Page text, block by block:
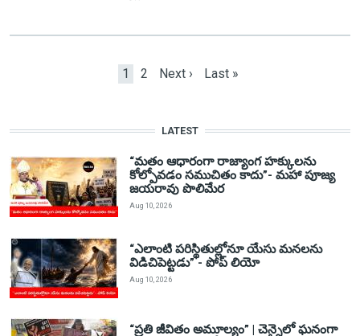
Current page
1 Page
2 Next page
Next › Last page
Last »
LATEST
“మతం ఆధారంగా రాజ్యాంగ హక్కులను
కోల్పోవడం సముచితం కాదు”- మహా పూజ్య
జయరావు పొలిమేర
Aug 10, 2026
“ఎలాంటి పరిస్థితుల్లోనూ యేసు మనలను
విడిచిపెట్టడు” - పోప్ లియో
Aug 10, 2026
“ప్రతి జీవితం అమూల్యం” | చెన్నైలో ఘనంగా